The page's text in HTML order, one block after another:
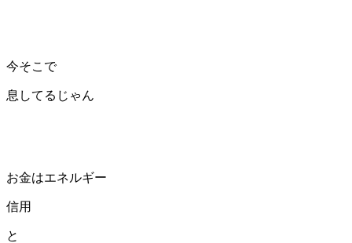
今そこで
息してるじゃん
お金はエネルギー
信用
と